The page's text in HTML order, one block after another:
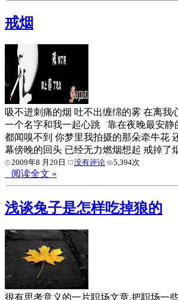
戒烟
吸不进刺痛的烟 吐不出缠绵的雾 在离我
一个名字和我一起心跳 靠在夜晚最安静
都闻嗅不到 你梦里我拍摄的那朵牵牛花
幕傍晚的回头 已经无力燃烟想起 戒掉了
2009年8 月20日 没有评论 5,394次
阅读全文 »
浅谈兔子是怎样吃掉狼的
很有思考意义的一片职场文章,把职场一